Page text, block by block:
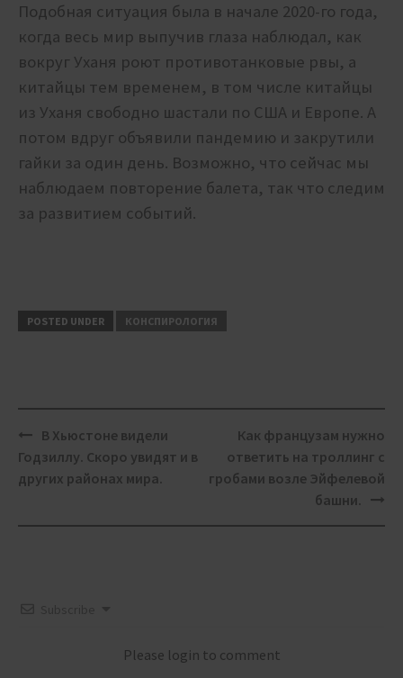
Подобная ситуация была в начале 2020-го года,
когда весь мир выпучив глаза наблюдал, как
вокруг Уханя роют противотанковые рвы, а
китайцы тем временем, в том числе китайцы
из Уханя свободно шастали по США и Европе. А
потом вдруг объявили пандемию и закрутили
гайки за один день. Возможно, что сейчас мы
наблюдаем повторение балета, так что следим
за развитием событий.
POSTED UNDER КОНСПИРОЛОГИЯ
Post
navigation
В Хьюстоне видели
Годзиллу. Скоро увидят и в
других районах мира.
Как французам нужно
ответить на троллинг с
гробами возле Эйфелевой
башни.
Please login to comment